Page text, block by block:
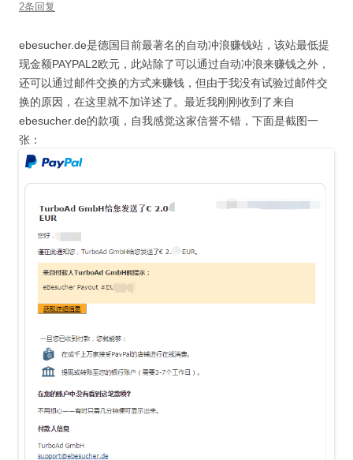
2条回复
ebesucher.de是德国目前最著名的自动冲浪赚钱站，该站最低提
现金额PAYPAL2欧元，此站除了可以通过自动冲浪来赚钱之外，
还可以通过邮件交换的方式来赚钱，但由于我没有试验过邮件交
换的原因，在这里就不加详述了。最近我刚刚收到了来自
ebesucher.de的款项，自我感觉这家信誉不错，下面是截图一
张：